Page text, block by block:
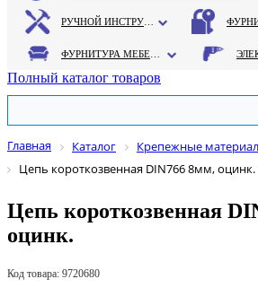
Полный каталог товаров
Главная Каталог Крепежные
Цепь короткозвенная DIN766 8мм, оцинк.
Цепь короткозвенная
оцинк.
Код товара: 9720680